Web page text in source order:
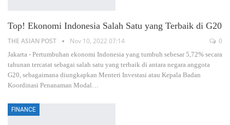
Top! Ekonomi Indonesia Salah Satu yang Terbaik di G20
THE ASIAN POST Nov 10, 2022 07:14 0
Jakarta - Pertumbuhan ekonomi Indonesia yang tumbuh sebesar 5,72% secara
tahunan tercatat sebagai salah satu yang terbaik di antara negara anggota
G20, sebagaimana diungkapkan Menteri Investasi atau Kepala Badan
Koordinasi Penanaman Modal
FINANCE